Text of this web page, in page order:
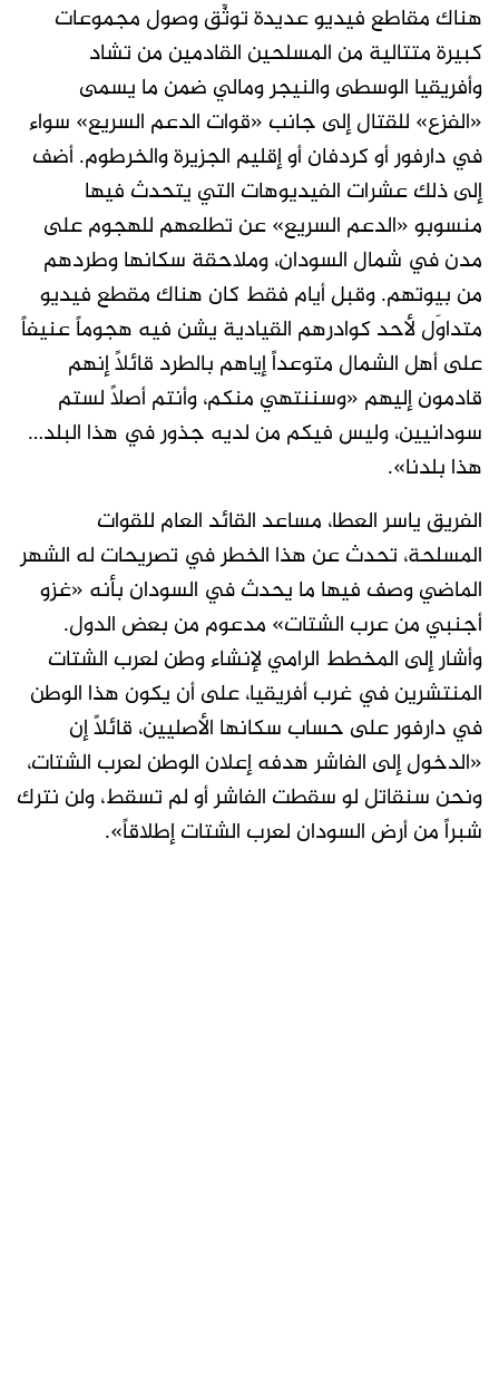
هناك مقاطع فيديو عديدة توثِّق وصول مجموعات
كبيرة متتالية من المسلحين القادمين من تشاد
وأفريقيا الوسطى والنيجر ومالي ضمن ما يسمى
«الفزع» للقتال إلى جانب «قوات الدعم السريع» سواء
في دارفور أو كردفان أو إقليم الجزيرة والخرطوم. أضف
إلى ذلك عشرات الفيديوهات التي يتحدث فيها
منسوبو «الدعم السريع» عن تطلعهم للهجوم على
مدن في شمال السودان، وملاحقة سكانها وطردهم
من بيوتهم. وقبل أيام فقط كان هناك مقطع فيديو
متداوَل لأحد كوادرهم القيادية يشن فيه هجوماً عنيفاً
على أهل الشمال متوعداً إياهم بالطرد قائلاً إنهم
قادمون إليهم «وسننتهي منكم، وأنتم أصلاً لستم
سودانيين، وليس فيكم من لديه جذور في هذا البلد…
هذا بلدنا».
الفريق ياسر العطا، مساعد القائد العام للقوات
المسلحة، تحدث عن هذا الخطر في تصريحات له الشهر
الماضي وصف فيها ما يحدث في السودان بأنه «غزو
أجنبي من عرب الشتات» مدعوم من بعض الدول.
وأشار إلى المخطط الرامي لإنشاء وطن لعرب الشتات
المنتشرين في غرب أفريقيا، على أن يكون هذا الوطن
في دارفور على حساب سكانها الأصليين، قائلاً إن
«الدخول إلى الفاشر هدفه إعلان الوطن لعرب الشتات،
ونحن سنقاتل لو سقطت الفاشر أو لم تسقط، ولن نترك
شبراً من أرض السودان لعرب الشتات إطلاقاً».